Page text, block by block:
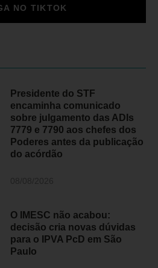
NO TIKTOK
Presidente do STF
encaminha comunicado
sobre julgamento das ADIs
7779 e 7790 aos chefes dos
Poderes antes da publicação
do acórdão
O IMESC não acabou:
decisão cria novas dúvidas
para o IPVA PcD em São
Paulo